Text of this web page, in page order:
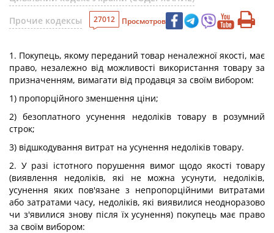
Прочие кодексы
27012 Просмотров
1. Покупець, якому переданий товар неналежної якості, має
право, незалежно від можливості використання товару за
призначенням, вимагати від продавця за своїм вибором:
1) пропорційного зменшення ціни;
2) безоплатного усунення недоліків товару в розумний
строк;
3) відшкодування витрат на усунення недоліків товару.
2. У разі істотного порушення вимог щодо якості товару
(виявлення недоліків, які не можна усунути, недоліків,
усунення яких пов'язане з непропорційними витратами
або затратами часу, недоліків, які виявилися неодноразово
чи з'явилися знову після їх усунення) покупець має право
за своїм вибором: